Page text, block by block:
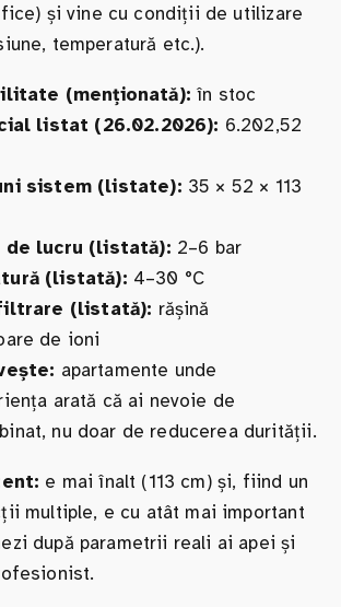
și vine cu condiții de utilizare
temperatură etc.).
(menționată): în stoc
listat (26.02.2026): 6.202,52
sistem (listate): 35 × 52 × 113
de lucru (listată): 2–6 bar
(listată): 4–30 °C
(listată): rășină
de ioni
apartamente unde
arată că ai nevoie de
nu doar de reducerea durității.
e mai înalt (113 cm) și, fiind un
multiple, e cu atât mai important
după parametrii reali ai apei și